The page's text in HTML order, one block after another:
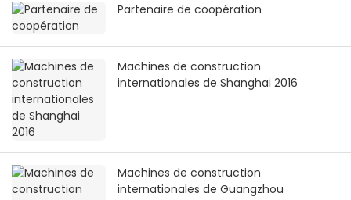
Partenaire de coopération
Machines de construction
internationales de Shanghai 2016
Machines de construction
internationales de Guangzhou